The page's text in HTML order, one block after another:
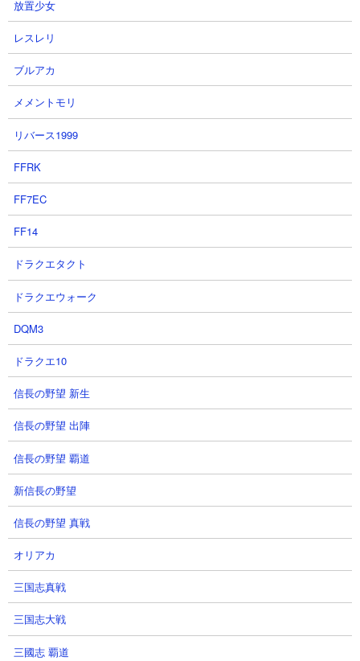
６．にゃんこ塔28階 コスモ使用攻略
【出撃メンバー】
【攻略概要】
「テキトウ部屋」さんの攻略です。壁役4枚、メタル要員5枚に加
えて、遠距離アタッカーでコスモを使用。コスモでねこななふん
放置少女
レスレリ
ブルアカ
メメントモリ
リバース1999
FFRK
FF7EC
FF14
ドラクエタクト
ドラクエウォーク
DQM3
ドラクエ10
信長の野望 新生
信長の野望 出陣
信長の野望 覇道
新信長の野望
信長の野望 真戦
オリアカ
三国志真戦
三国志大戦
三國志 覇道